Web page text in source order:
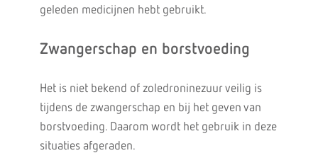
geleden medicijnen hebt gebruikt.
Zwangerschap en borstvoeding
Het is niet bekend of zoledroninezuur veilig is
tijdens de zwangerschap en bij het geven van
borstvoeding. Daarom wordt het gebruik in deze
situaties afgeraden.